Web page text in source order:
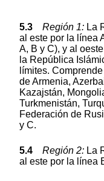
5.3 Región 1: La
al este por la línea
A, B y C), y al
la República
límites.
de Armenia,
Kazajstán,
Turkmenistán,
Federación de
y C.
5.4 Región 2: La
al este por la línea